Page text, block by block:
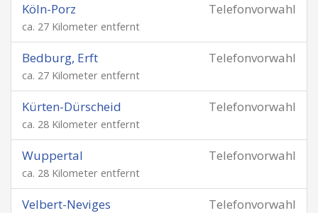
Telefonvorwahl
Köln-Porz
ca. 27 Kilometer entfernt
Telefonvorwahl
Bedburg, Erft
ca. 27 Kilometer entfernt
Telefonvorwahl
Kürten-Dürscheid
ca. 28 Kilometer entfernt
Telefonvorwahl
Wuppertal
ca. 28 Kilometer entfernt
Telefonvorwahl
Velbert-Neviges